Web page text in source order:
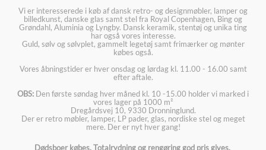
Vi er interesserede i køb af dansk retro- og designmøbler, lamper og
billedkunst, danske glas samt stel fra Royal Copenhagen, Bing og
Grøndahl, Aluminia og Lyngby. Dansk keramik, stentøj og unika ting
har også vores interesse.
Guld, sølv og sølvplet, gammelt legetøj samt frimærker og mønter
købes også.
Vores åbningstider er hver onsdag og lørdag kl. 11.00 - 16.00 samt
efter aftale.
OBS: Den første søndag hver måned kl. 10 -15.00 holder vi marked i
vores lager på 1000 m²
Dregårdsvej 10, 9330 Dronninglund.
Der er retro møbler, lamper, LP pader, glas, nordiske stel og meget
mere. Der er nyt hver gang!
Dødsboer købes. Totalrydning og rengøring god pris gives.